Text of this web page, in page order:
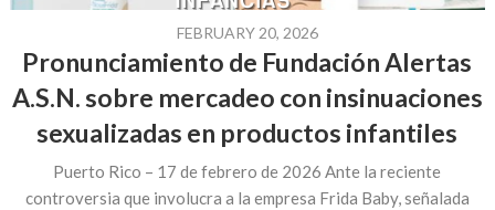
FEBRUARY 20, 2026
Pronunciamiento de Fundación Alertas
A.S.N. sobre mercadeo con insinuaciones
sexualizadas en productos infantiles
Puerto Rico – 17 de febrero de 2026 Ante la reciente
controversia que involucra a la empresa Frida Baby, señalada